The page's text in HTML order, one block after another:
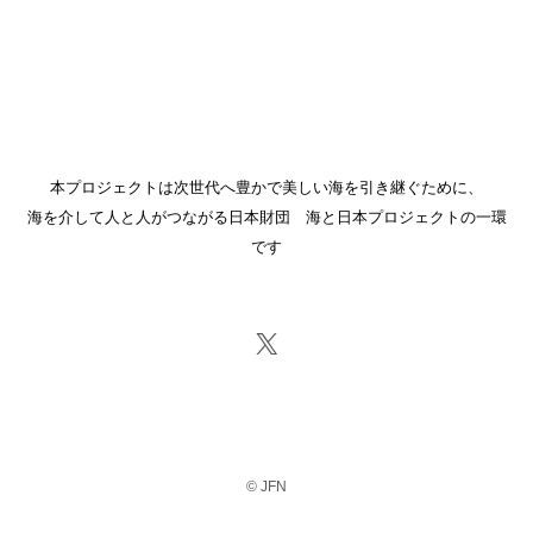
本プロジェクトは次世代へ豊かで美しい海を引き継ぐために、
海を介して人と人がつながる日本財団 海と日本プロジェクトの一環
です
公式X
© JFN